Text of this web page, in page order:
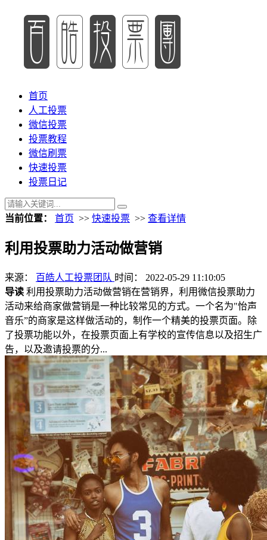
首页
人工投票
微信投票
投票教程
微信刷票
快速投票
投票日记
当前位置： 首页 >> 快速投票 >> 查看详情
利用投票助力活动做营销
来源： 百皓人工投票团队 时间： 2022-05-29 11:10:05
导读 利用投票助力活动做营销在营销界，利用微信投票助力
活动来给商家做营销是一种比较常见的方式。一个名为"怡声
音乐”的商家是这样做活动的，制作一个精美的投票页面。除
了投票功能以外，在投票页面上有学校的宣传信息以及招生广
告，以及邀请投票的分...